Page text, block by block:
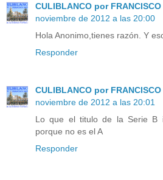
CULIBLANCO por FRANCISCO
noviembre de 2012 a las 20:00
Hola Anonimo,tienes razón. Y
Responder
CULIBLANCO por FRANCISCO
noviembre de 2012 a las 20:01
Lo que el titulo de la Serie B
porque no es el A
Responder